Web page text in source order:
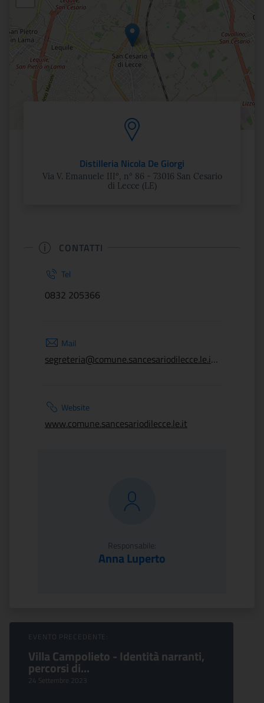
Distilleria Nicola De Giorgi
Via V. Emanuele III°, n° 86 - 73016 San Cesario
di Lecce (LE)
CONTATTI
Tel
0832 205366
Mail
segreteria@comune.sancesariodilecce.le.it; antonio.monte@cnr.it
Website
www.comune.sancesariodilecce.le.it
Responsabile:
Anna Luperto
Sfoglia Eventi
EVENTO PRECEDENTE:
Villa Campolieto - Identità narranti,
percorsi di...
24 Settembre 2023